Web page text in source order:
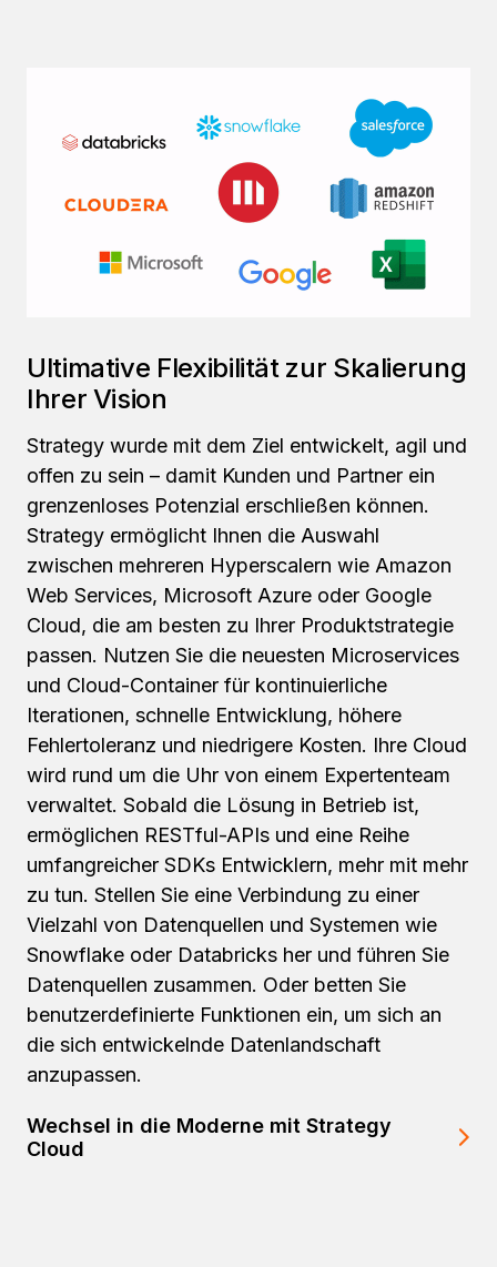
Ultimative Flexibilität zur Skalierung
Ihrer Vision
Strategy wurde mit dem Ziel entwickelt, agil und
offen zu sein – damit Kunden und Partner ein
grenzenloses Potenzial erschließen können.
Strategy ermöglicht Ihnen die Auswahl
zwischen mehreren Hyperscalern wie Amazon
Web Services, Microsoft Azure oder Google
Cloud, die am besten zu Ihrer Produktstrategie
passen. Nutzen Sie die neuesten Microservices
und Cloud-Container für kontinuierliche
Iterationen, schnelle Entwicklung, höhere
Fehlertoleranz und niedrigere Kosten. Ihre Cloud
wird rund um die Uhr von einem Expertenteam
verwaltet. Sobald die Lösung in Betrieb ist,
ermöglichen RESTful-APIs und eine Reihe
umfangreicher SDKs Entwicklern, mehr mit mehr
zu tun. Stellen Sie eine Verbindung zu einer
Vielzahl von Datenquellen und Systemen wie
Snowflake oder Databricks her und führen Sie
Datenquellen zusammen. Oder betten Sie
benutzerdefinierte Funktionen ein, um sich an
die sich entwickelnde Datenlandschaft
anzupassen.
Wechsel in die Moderne mit Strategy
Cloud